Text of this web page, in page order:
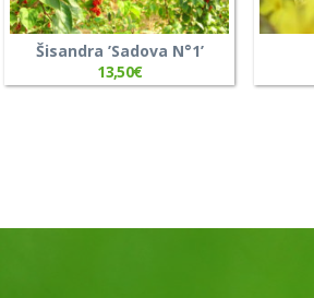
Šisandra ’Sadova N°1’
13,50€